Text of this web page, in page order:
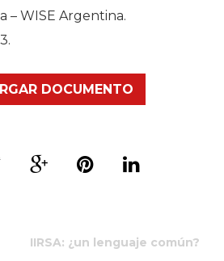
– WISE Argentina.
DOCUMENTO
IIRSA: ¿un lenguaje común?